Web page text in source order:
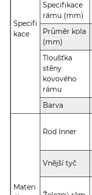
Specifi
kace
Specifikace
rámu (mm)
Průměr kola
(mm)
Tloušťka
stěny
kovového
rámu
Barva
Materi
Rod Inner
Vnější tyč